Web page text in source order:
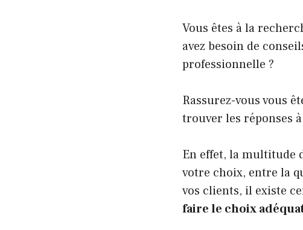
Vous êtes à la
avez besoin de
professionnelle ?
Rassurez-vous vous
trouver les réponses
En effet, la multitude
votre choix, entre la
vos clients, il existe
faire le choix